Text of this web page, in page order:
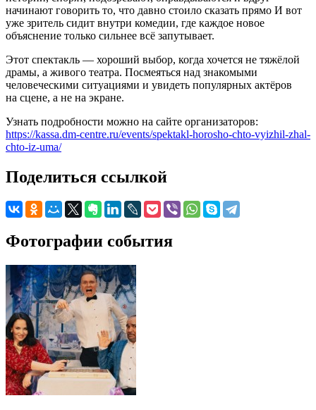
начинают говорить то, что давно стоило сказать прямо И вот
уже зритель сидит внутри комедии, где каждое новое
объяснение только сильнее всё запутывает.
Этот спектакль — хороший выбор, когда хочется не тяжёлой
драмы, а живого театра. Посмеяться над знакомыми
человеческими ситуациями и увидеть популярных актёров
на сцене, а не на экране.
Узнать подробности можно на сайте организаторов:
https://kassa.dm-centre.ru/events/spektakl-horosho-chto-vyizhil-zhal-
chto-iz-uma/
Поделиться ссылкой
Фотографии события